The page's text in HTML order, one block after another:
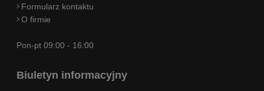
Formularz kontaktu
O firmie
Pon-pt 09:00 - 16:00
Biuletyn informacyjny